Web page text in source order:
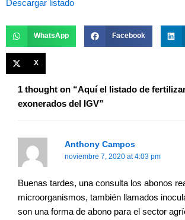
Descargar listado
WhatsApp Facebook
X
1 thought on “Aquí el listado de
exonerados del IGV”
Anthony Campos
noviembre 7, 2020 at 4:03 pm
Buenas tardes, una consulta los abonos
microorganismos, también llamados
son una forma de abono para el sector